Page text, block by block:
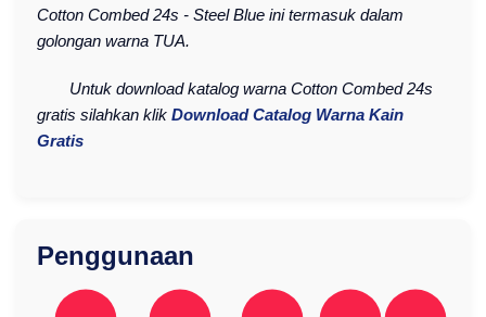
Cotton Combed 24s - Steel Blue ini termasuk dalam
golongan warna TUA.
Untuk download katalog warna Cotton Combed 24s
gratis silahkan klikDownload Catalog Warna Kain
Gratis
Penggunaan